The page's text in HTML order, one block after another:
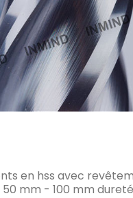
en hss avec
50 mm - 100 mm